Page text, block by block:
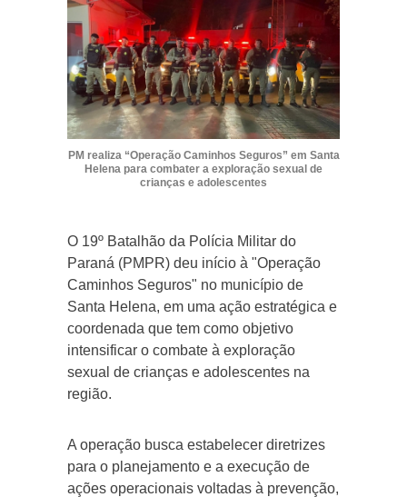
PM realiza “Operação Caminhos Seguros” em Santa
Helena para combater a exploração sexual de
crianças e adolescentes
O 19º Batalhão da Polícia Militar do
Paraná (PMPR) deu início à "Operação
Caminhos Seguros" no município de
Santa Helena, em uma ação estratégica e
coordenada que tem como objetivo
intensificar o combate à exploração
sexual de crianças e adolescentes na
região.
A operação busca estabelecer diretrizes
para o planejamento e a execução de
ações operacionais voltadas à prevenção,